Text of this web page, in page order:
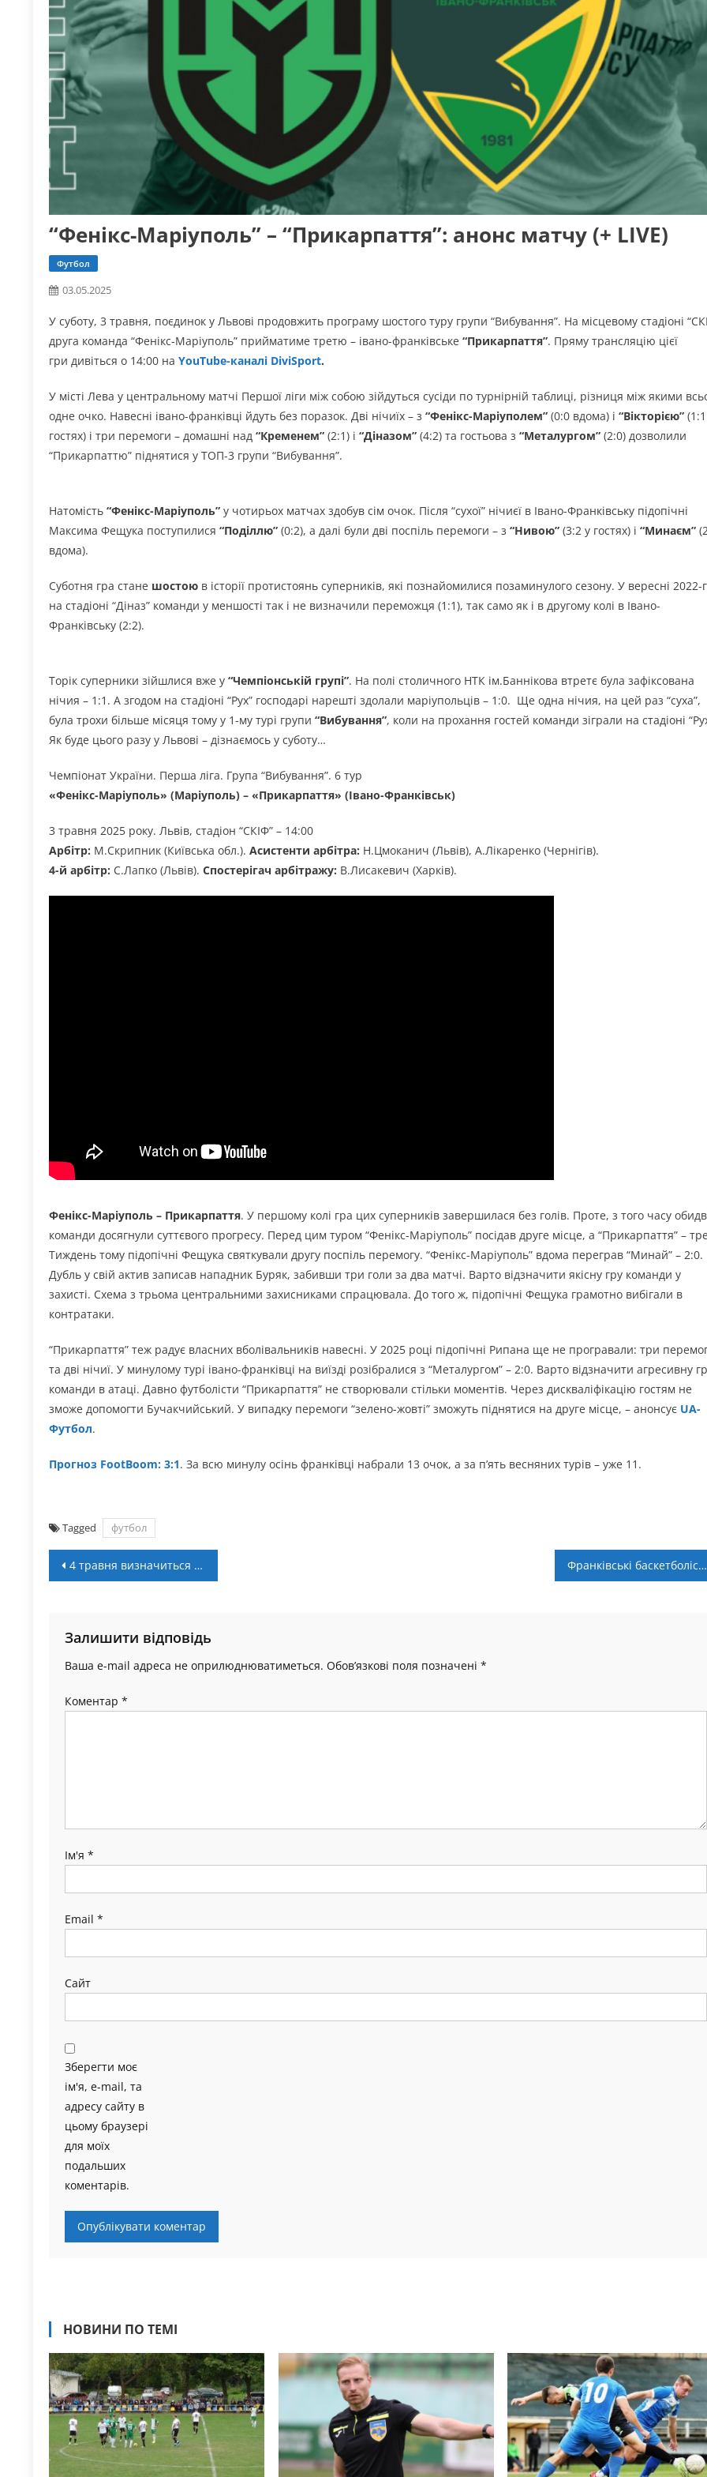
“Фенікс-Маріуполь” – “Прикарпаття”: анонс матчу (+ LIVE)
Футбол
03.05.2025
У суботу, 3 травня, поєдинок у Львові продовжить програму шостого туру групи “Вибування”. На місцевому стадіоні
друга команда “Фенікс-Маріуполь” прийматиме третю – івано-франківське “Прикарпаття”. Пряму трансляцію цієї
гри дивіться о 14:00 на YouTube-каналі DiviSport.
У місті Лева у центральному матчі Першої ліги між собою зійдуться сусіди по турнірній таблиці, різниця між якими
одне очко. Навесні івано-франківці йдуть без поразок. Дві нічиїх – з “Фенікс-Маріуполем” (0:0 вдома) і “Вікторією”
гостях) і три перемоги – домашні над “Кременем” (2:1) і “Діназом” (4:2) та гостьова з “Металургом” (2:0) дозволили
“Прикарпаттю” піднятися у ТОП-3 групи “Вибування”.
Натомість “Фенікс-Маріуполь” у чотирьох матчах здобув сім очок. Після “сухої” нічиєї в Івано-Франківську підопічні
Максима Фещука поступилися “Поділлю” (0:2), а далі були дві поспіль перемоги – з “Нивою” (3:2 у гостях) і “Минаєм”
вдома).
Суботня гра стане шостою в історії протистоянь суперників, які познайомилися позаминулого сезону. У вересні 2022-
на стадіоні “Діназ” команди у меншості так і не визначили переможця (1:1), так само як і в другому колі в Івано-
Франківську (2:2).
Торік суперники зійшлися вже у “Чемпіонській групі”. На полі столичного НТК ім.Баннікова втретє була зафіксована
нічия – 1:1. А згодом на стадіоні “Рух” господарі нарешті здолали маріупольців – 1:0. Ще одна нічия, на цей раз “суха”,
була трохи більше місяця тому у 1-му турі групи “Вибування”, коли на прохання гостей команди зіграли на стадіоні
Як буде цього разу у Львові – дізнаємось у суботу…
Чемпіонат України. Перша ліга. Група “Вибування”. 6 тур
«Фенікс-Маріуполь» (Маріуполь) – «Прикарпаття» (Івано-Франківськ)
3 травня 2025 року. Львів, стадіон “СКІФ” – 14:00
Арбітр: М.Скрипник (Київська обл.). Асистенти арбітра: Н.Цмоканич (Львів), А.Лікаренко (Чернігів).
4-й арбітр: С.Лапко (Львів). Спостерігач арбітражу: В.Лисакевич (Харків).
Фенікс-Маріуполь – Прикарпаття. У першому колі гра цих суперників завершилася без голів. Проте, з того часу
команди досягнули суттєвого прогресу. Перед цим туром “Фенікс-Маріуполь” посідав друге місце, а “Прикарпаття” –
Тиждень тому підопічні Фещука святкували другу поспіль перемогу. “Фенікс-Маріуполь” вдома переграв “Минай” – 2:0.
Дубль у свій актив записав нападник Буряк, забивши три голи за два матчі. Варто відзначити якісну гру команди у
захисті. Схема з трьома центральними захисниками спрацювала. До того ж, підопічні Фещука грамотно вибігали в
контратаки.
“Прикарпаття” теж радує власних вболівальників навесні. У 2025 році підопічні Рипана ще не програвали: три
та дві нічиї. У минулому турі івано-франківці на виїзді розібралися з “Металургом” – 2:0. Варто відзначити агресивну
команди в атаці. Давно футболісти “Прикарпаття” не створювали стільки моментів. Через дискваліфікацію гостям не
зможе допомогти Бучакчийський. У випадку перемоги “зелено-жовті” зможуть піднятися на друге місце, – анонсує UA-
Футбол.
Прогноз FootBoom: 3:1. За всю минулу осінь франківці набрали 13 очок, а за п’ять весняних турів – уже 11.
Tagged футбол
Навігація
4 травня визначиться чемпіон Івано-Франківська з баскетболу Франківські баскетболістки стали другими у ВЮБЛ серед дівчат 2011 року народження
Залишити відповідь
Ваша e-mail адреса не оприлюднюватиметься. Обов’язкові поля позначені *
Коментар *
Ім'я *
Email *
Сайт
Зберегти моє
ім'я, e-mail, та
адресу сайту в
цьому браузері
для моїх
подальших
коментарів.
НОВИНИ ПО ТЕМІ